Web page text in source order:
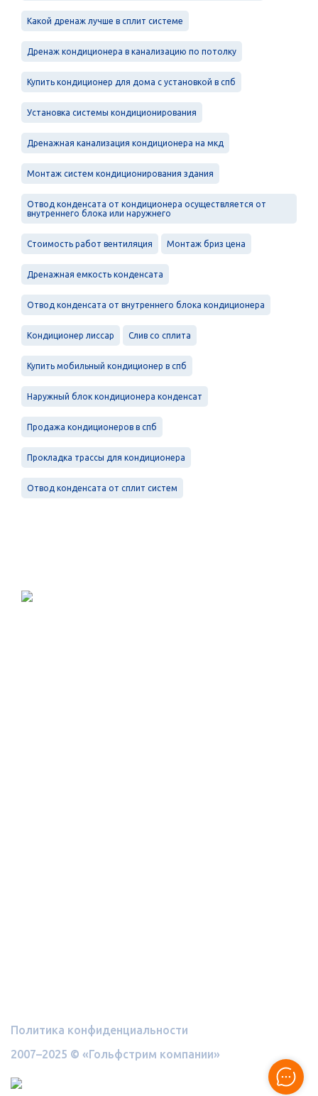
Какой дренаж лучше в сплит системе
Дренаж кондиционера в канализацию по потолку
Купить кондиционер для дома с установкой в спб
Установка системы кондиционирования
Дренажная канализация кондиционера на мкд
Монтаж систем кондиционирования здания
Отвод конденсата от кондиционера осуществляется от
внутреннего блока или наружнего
Стоимость работ вентиляция Монтаж бриз цена
Дренажная емкость конденсата
Отвод конденсата от внутреннего блока кондиционера
Кондиционер лиссар Слив со сплита
Купить мобильный кондиционер в спб
Наружный блок кондиционера конденсат
Продажа кондиционеров в спб
Прокладка трассы для кондиционера
Отвод конденсата от сплит систем
Политика конфиденциальности
2007–2025 © «Гольфстрим компании»